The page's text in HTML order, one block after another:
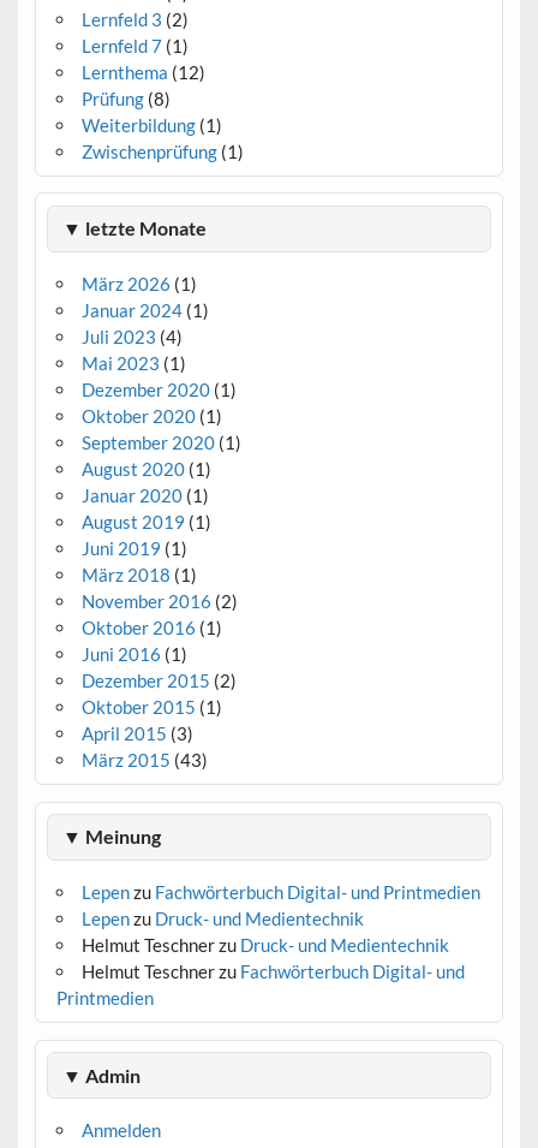
Lernfeld 3 (2)
Lernfeld 7(1)
Lernthema (12)
Prüfung(8)
Weiterbildung(1)
Zwischenprüfung(1)
▼ letzte Monate
März 2026 (1)
Januar 2024(1)
Juli 2023 (4)
Mai 2023 (1)
Dezember 2020(1)
Oktober 2020(1)
September 2020(1)
August 2020(1)
Januar 2020(1)
August 2019 (1)
Juni 2019 (1)
März 2018 (1)
November 2016 (2)
Oktober 2016 (1)
Juni 2016 (1)
Dezember 2015 (2)
Oktober 2015 (1)
April 2015 (3)
März 2015 (43)
▼ Meinung
Lepenzu Fachwörterbuch Digital- und Printmedien
Lepenzu Druck- und Medientechnik
Helmut Teschnerzu Druck- und Medientechnik
Helmut Teschnerzu Fachwörterbuch Digital- und
Printmedien
▼ Admin
Anmelden